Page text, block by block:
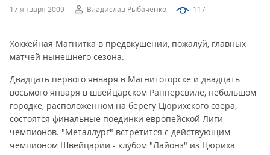
17 января 2009 Владислав Рыбаченко 117
Хоккейная Магнитка в предвкушении, пожалуй, главных
матчей нынешнего сезона.
Двадцать первого января в Магнитогорске и двадцать
восьмого января в швейцарском Рапперсвиле, небольшом
городке, расположенном на берегу Цюрихского озера,
состоятся финальные поединки европейской Лиги
чемпионов. "Металлург" встретится с действующим
чемпионом Швейцарии - клубом "Лайонз" из Цюриха…